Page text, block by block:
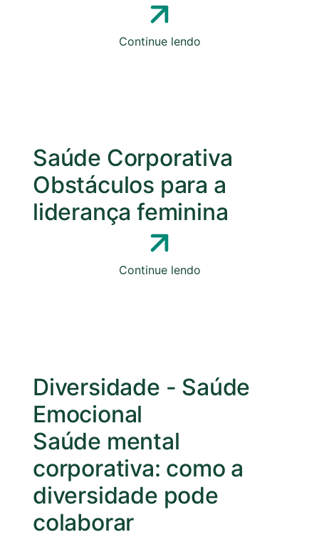
Continue lendo
Saúde Corporativa
Obstáculos para a
liderança feminina
Continue lendo
Diversidade - Saúde
Emocional
Saúde mental
corporativa: como a
diversidade pode
colaborar